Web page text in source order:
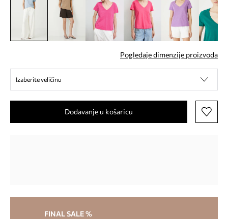
Pogledaje dimenzije proizvoda
Izaberite veličinu
Dodavanje u košaricu
FINAL SALE %